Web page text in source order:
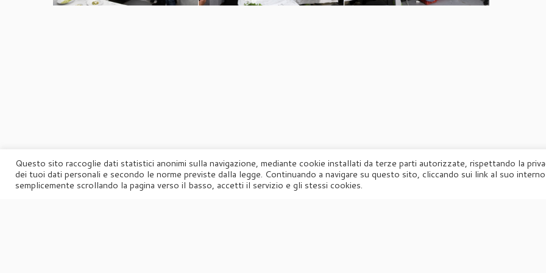
© 2026 Agorà Powered by Designed con il
Questo sito raccoglie dati statistici anonimi sulla navigazione, mediante cookie installati da terze parti autorizzate, rispettando la
dei tuoi dati personali e secondo le norme previste dalla legge. Continuando a navigare su questo sito, cliccando sui link al suo
semplicemente scrollando la pagina verso il basso, accetti il servizio e gli stessi cookies.